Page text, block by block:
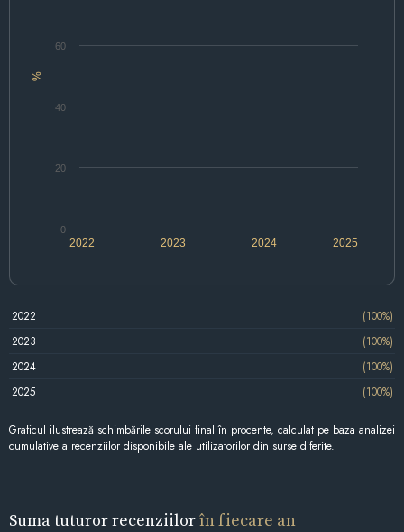
%
2022 2024
2023 2025
0
20
40
60
2022
(100%)
2023
(100%)
2024
(100%)
2025
(100%)
Graficul ilustrează schimbările scorului final în procente, calculat pe baza analizei
cumulative a recenziilor disponibile ale utilizatorilor din surse diferite.
Suma tuturor recenziilorîn fiecare an